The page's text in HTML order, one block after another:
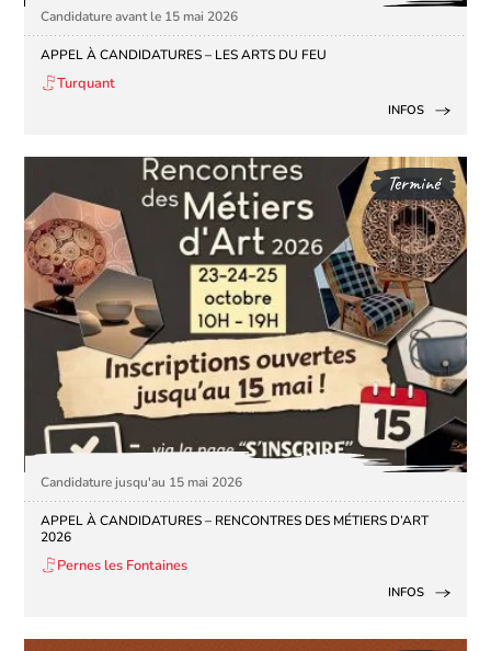
Candidature avant le 15 mai 2026
APPEL À CANDIDATURES – LES ARTS DU FEU
Turquant
INFOS
Terminé
Candidature jusqu'au 15 mai 2026
APPEL À CANDIDATURES – RENCONTRES DES MÉTIERS D’ART
2026
Pernes les Fontaines
INFOS